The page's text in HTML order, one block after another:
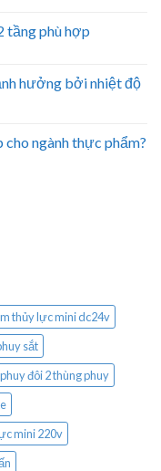
tầng phù hợp
hưởng bởi nhiệt độ
cho ngành thực phẩm?
thủy lực mini dc24v
sắt
đôi 2 thùng phuy
mini 220v